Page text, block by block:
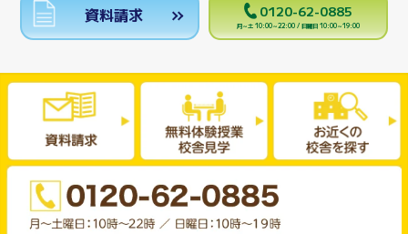
資料請求 0120-62-0885
月～土 10:00～22:00 / 日曜日 10:00～19:00